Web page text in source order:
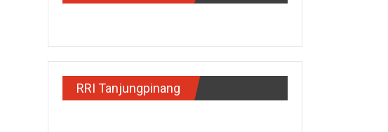
RRI Tanjungpinang